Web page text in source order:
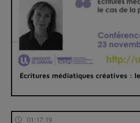
Écritures médiatiques créatives :
01:17:19